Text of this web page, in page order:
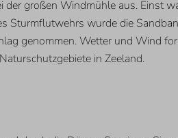
großen Windmühle aus. Einst
Sturmflutwehrs wurde die
genommen. Wetter und Wind
in Zeeland.